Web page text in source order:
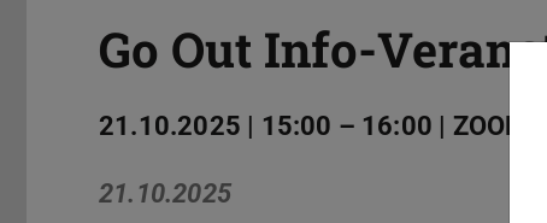
Go Out Info-
21.10.2025 | 15:00 – 16:00 | ZOOM
21.10.2025